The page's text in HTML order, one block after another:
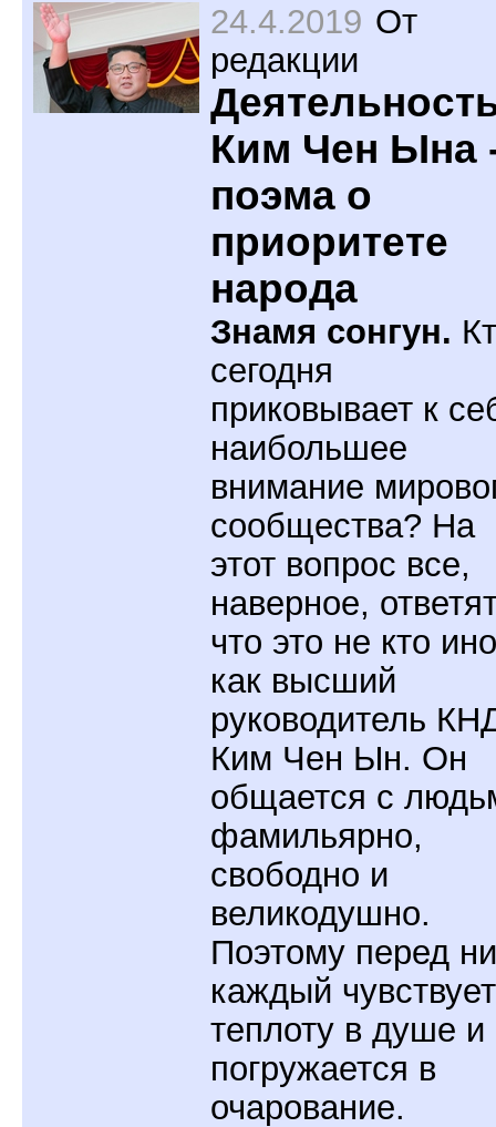
24.4.2019 От
редакции
Ким Чен Ына
поэма о
приоритете
народа
Знамя сонгун.
сегодня
приковывает к
наибольшее
внимание
сообщества? На
этот вопрос все,
наверное,
что это не кто
как высший
руководитель
Ким Чен Ын. Он
общается с
фамильярно,
свободно и
великодушно.
Поэтому перед
каждый чувствует
теплоту в душе и
погружается в
очарование.